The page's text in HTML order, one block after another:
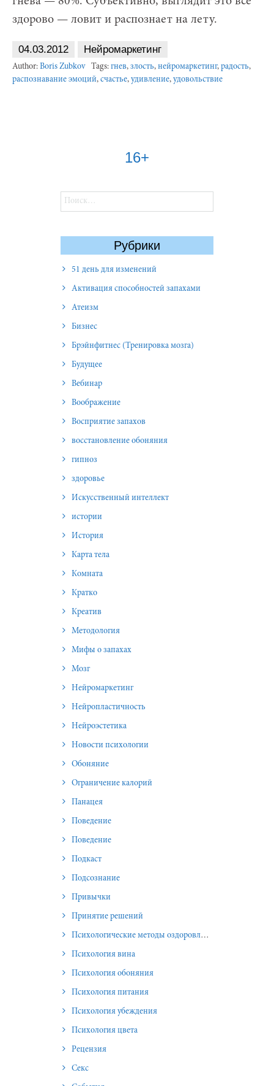
здорово — ловит и распознает на лету.
04.03.2012 Нейромаркетинг
Author: Boris Zubkov Tags: гнев, злость, нейромаркетинг, радость,
распознавание эмоций, счастье, удивление, удовольствие
16+
Найти:
Рубрики
51 день для изменений
Активация способностей запахами
Атеизм
Бизнес
Брэйнфитнес (Тренировка мозга)
Будущее
Вебинар
Воображение
Восприятие запахов
восстановление обоняния
гипноз
здоровье
Искусственный интеллект
истории
История
Карта тела
Комната
Кратко
Креатив
Методология
Мифы о запахах
Мозг
Нейромаркетинг
Нейропластичность
Нейроэстетика
Новости психологии
Обоняние
Ограничение калорий
Панацея
Поведение
Поведение
Подкаст
Подсознание
Привычки
Принятие решений
Психологические методы оздоровления и омоложения
Психология вина
Психология обоняния
Психология питания
Психология убеждения
Психология цвета
Рецензия
Секс